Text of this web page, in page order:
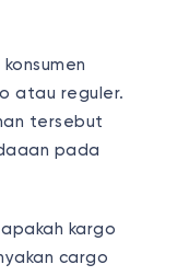
atau reguler.
tersebut
pada
apakah kargo
cargo